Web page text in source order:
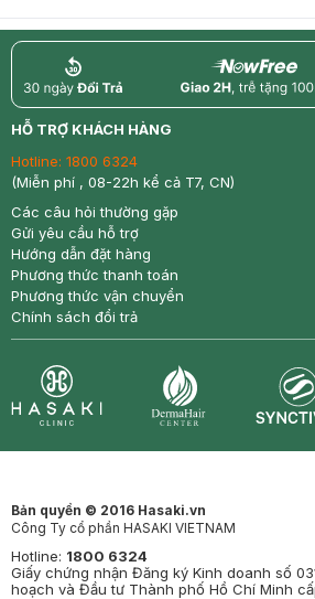
return nowfree
HỖ TRỢ KHÁCH HÀNG
Hotline: 1800 6324
(Miễn phí , 08-22h kể cả T7, CN)
Các câu hỏi thường gặp
Gửi yêu cầu hỗ trợ
Hướng dẫn đặt hàng
Phương thức thanh toán
Phương thức vận chuyển
Chính sách đổi trả
Bản quyền © 2016 Hasaki.vn
Công Ty cổ phần HASAKI VIETNAM
Hotline: 1800 6324
Giấy chứng nhận Đăng ký Kinh doanh số
hoạch và Đầu tư Thành phố Hồ Chí Minh